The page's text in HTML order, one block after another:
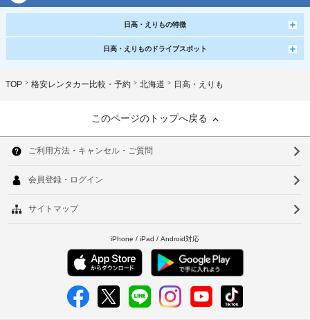
日高・えりもの特徴
日高・えりものドライブスポット
TOP 格安レンタカー比較・予約 北海道 日高・えりも
このページのトップへ戻る